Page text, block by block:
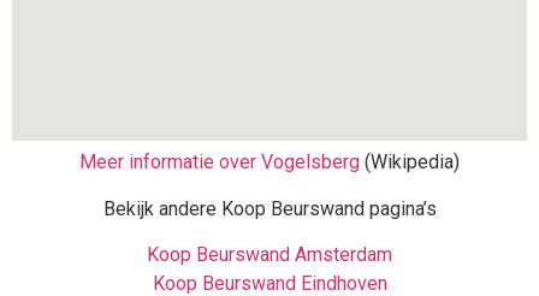
Meer informatie over Vogelsberg (Wikipedia)
Bekijk andere Koop Beurswand pagina’s
Koop Beurswand Amsterdam
Koop Beurswand Eindhoven